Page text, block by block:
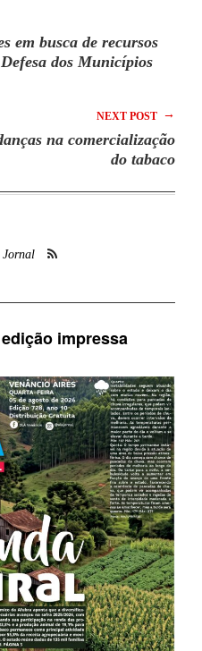
em busca de recursos
dos Municípios
NEXT POST →
na comercialização
do tabaco
Jornal
impressa